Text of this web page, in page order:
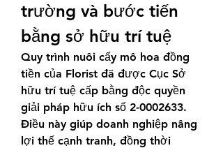
trường và bước tiến
bằng sở hữu trí tuệ
Quy trình nuôi cấy mô hoa đồng
tiền của Florist đã được Cục Sở
hữu trí tuệ cấp bằng độc quyền
giải pháp hữu ích số 2-0002633.
Điều này giúp doanh nghiệp nâng
lợi thế cạnh tranh, đồng thời